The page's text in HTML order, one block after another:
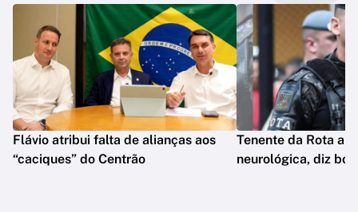
Flávio atribui falta de alianças aos
“caciques” do Centrão
Tenente da Rota
neurológica, diz